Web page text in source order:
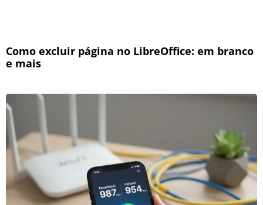
Como excluir página no LibreOffice: em branco
e mais